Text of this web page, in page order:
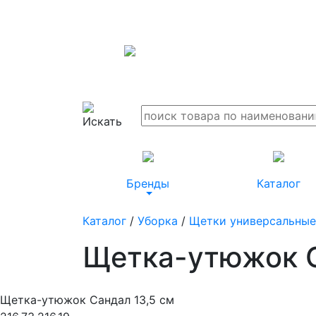
Бренды Каталог
Каталог / Уборка / Щетки универсальные
Щетка-утюжок
Щетка-утюжок Сандал 13,5 см